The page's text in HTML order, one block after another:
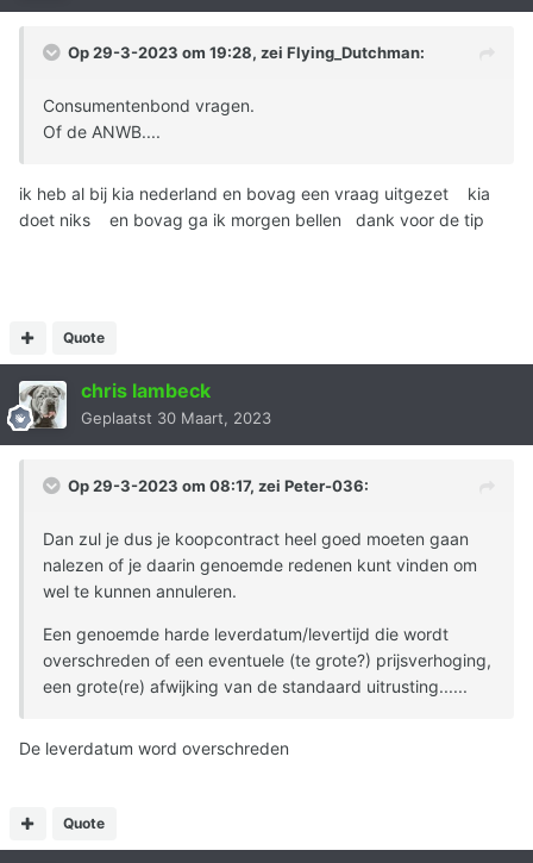
Op 29-3-2023 om 19:28, zei Flying_Dutchman:
Consumentenbond vragen.
Of de ANWB....
ik heb al bij kia nederland en bovag een vraag uitgezet kia
doet niks en bovag ga ik morgen bellen dank voor de tip
Quote
chris lambeck
Geplaatst 30 Maart, 2023
Op 29-3-2023 om 08:17, zei Peter-036:
Dan zul je dus je koopcontract heel goed moeten gaan
nalezen of je daarin genoemde redenen kunt vinden om
wel te kunnen annuleren.
Een genoemde harde leverdatum/levertijd die wordt
overschreden of een eventuele (te grote?) prijsverhoging,
een grote(re) afwijking van de standaard uitrusting......
De leverdatum word overschreden
Quote